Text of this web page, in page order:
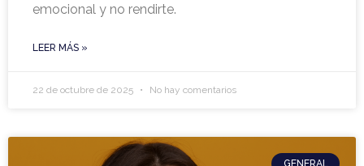
emocional y no rendirte.
LEER MÁS »
22 de octubre de 2025 No hay comentarios
GENERAL